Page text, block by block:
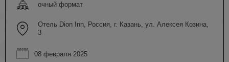
очный формат
Отель Dion Inn, Россия, г. Казань, ул. Алексея Козина,
3
08 февраля 2025